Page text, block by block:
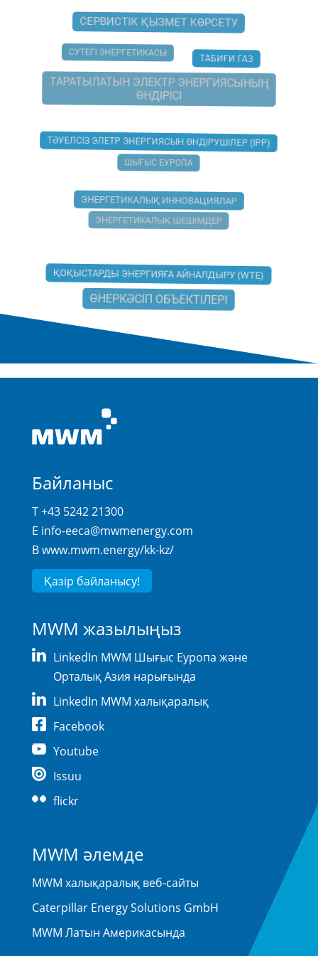
СЕРВИСТІК ҚЫЗМЕТ КӨРСЕТУ
СУТЕГІ ЭНЕРГЕТИКАСЫ
ТАБИҒИ ГАЗ
ТАРАТЫЛАТЫН ЭЛЕКТР ЭНЕРГИЯСЫНЫҢ
ӨНДІРІСІ
ТӘУЕЛСІЗ ЭЛЕТР ЭНЕРГИЯСЫН ӨНДІРУШІЛЕР (IPP)
ШЫҒЫС ЕУРОПА
ЭНЕРГЕТИКАЛЫҚ ИННОВАЦИЯЛАР
ЭНЕРГЕТИКАЛЫҚ ШЕШІМДЕР
ҚОҚЫСТАРДЫ ЭНЕРГИЯҒА АЙНАЛДЫРУ (WTE)
ӨНЕРКӘСІП ОБЪЕКТІЛЕРІ
Байланыс
T +43 5242 21300
E info-eeca@mwmenergy.com
Вwww.mwm.energy/kk-kz/
Қазір байланысу!
MWM жазылыңыз
LinkedIn MWM Шығыс Еуропа және
Орталық Азия нарығында
LinkedIn MWM халықаралық
Facebook
Youtube
Issuu
flickr
MWM әлемде
MWM халықаралық веб-сайты
Caterpillar Energy Solutions GmbH
MWM Латын Америкасында